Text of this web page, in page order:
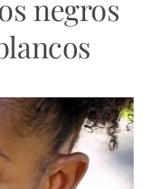
negros